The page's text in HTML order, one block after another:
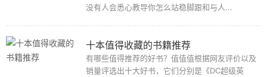
没有人会悉心教导你怎么站稳脚跟和与人...
十本值得收藏的书籍推荐
有哪些值得推荐的好书？值值值根据网友评价以及
销量评选出十大好书，它们分别是《DC超级英